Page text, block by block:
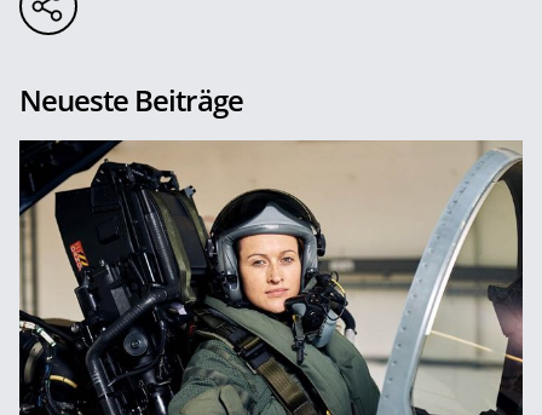
Neueste Beiträge